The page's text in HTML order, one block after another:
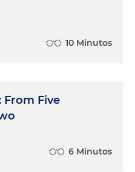
10 Minutos
From Five
6 Minutos